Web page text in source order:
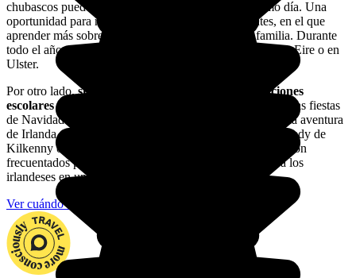
chubascos pueden sucederse varias veces en un mismo día. Una
oportunidad para refugiarse en un centro de visitantes, en el que
aprender más sobre el país mientras os divertís en familia. Durante
todo el año, es posible encontrar momentos especiales en Eire o en
Ulster.
Por otro lado,siempre podrás aprovechar las vacaciones
escolares para descubrir Irlanda
durante Halloween o las fiestas
de Navidad: tus hijos se quedarán fascinados. Lánzate a la aventura
de Irlanda para el Día de San Patricio, el Cat Laugh Comedy de
Kilkenny o el World Street Perfomance. Estos festivales son
frecuentados por los lugareños y te permitirán conocer a los
irlandeses en un ambiente festivo.
Ver cuándo viajar